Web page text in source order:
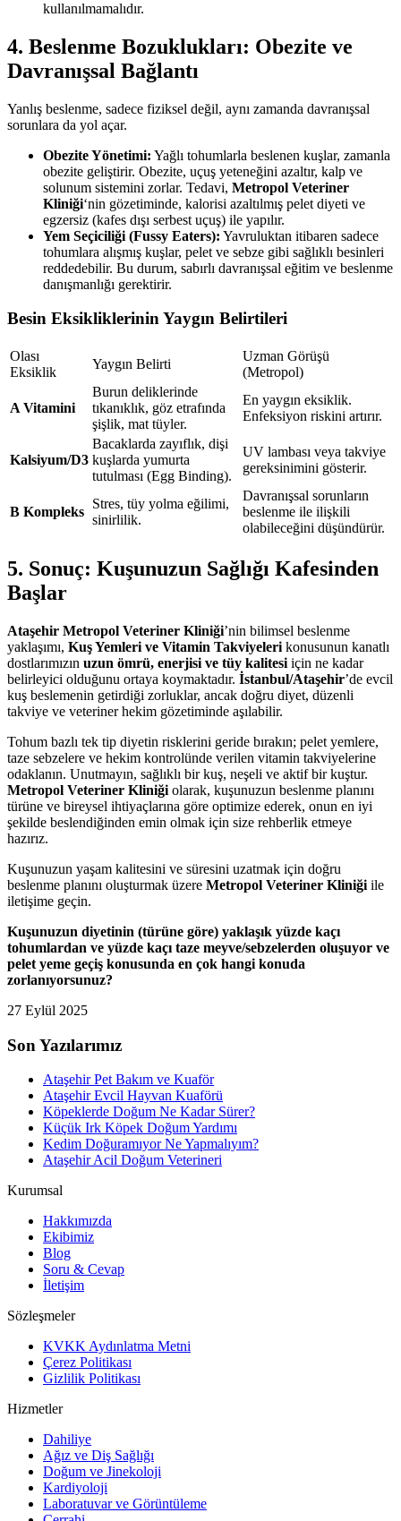
kullanılmamalıdır.
4. Beslenme Bozuklukları: Obezite ve
Davranışsal Bağlantı
Yanlış beslenme, sadece fiziksel değil, aynı zamanda davranışsal
sorunlara da yol açar.
Obezite Yönetimi: Yağlı tohumlarla beslenen kuşlar, zamanla
obezite geliştirir. Obezite, uçuş yeteneğini azaltır, kalp ve
solunum sistemini zorlar. Tedavi, Metropol Veteriner
Kliniği‘nin gözetiminde, kalorisi azaltılmış pelet diyeti ve
egzersiz (kafes dışı serbest uçuş) ile yapılır.
Yem Seçiciliği (Fussy Eaters): Yavruluktan itibaren sadece
tohumlara alışmış kuşlar, pelet ve sebze gibi sağlıklı besinleri
reddedebilir. Bu durum, sabırlı davranışsal eğitim ve beslenme
danışmanlığı gerektirir.
Besin Eksikliklerinin Yaygın Belirtileri
Olası
Eksiklik
Yaygın Belirti
Uzman Görüşü
(Metropol)
A Vitamini
Burun deliklerinde
tıkanıklık, göz etrafında
şişlik, mat tüyler.
En yaygın eksiklik.
Enfeksiyon riskini artırır.
Kalsiyum/D3
Bacaklarda zayıflık, dişi
kuşlarda yumurta
tutulması (Egg Binding).
UV lambası veya takviye
gereksinimini gösterir.
B Kompleks
Stres, tüy yolma eğilimi,
sinirlilik.
Davranışsal sorunların
beslenme ile ilişkili
olabileceğini düşündürür.
5. Sonuç: Kuşunuzun Sağlığı Kafesinden
Başlar
Ataşehir Metropol Veteriner Kliniği’nin bilimsel beslenme
yaklaşımı, Kuş Yemleri ve Vitamin Takviyeleri konusunun kanatlı
dostlarımızın uzun ömrü, enerjisi ve tüy kalitesi için ne kadar
belirleyici olduğunu ortaya koymaktadır. İstanbul/Ataşehir’de evcil
kuş beslemenin getirdiği zorluklar, ancak doğru diyet, düzenli
takviye ve veteriner hekim gözetiminde aşılabilir.
Tohum bazlı tek tip diyetin risklerini geride bırakın; pelet yemlere,
taze sebzelere ve hekim kontrolünde verilen vitamin takviyelerine
odaklanın. Unutmayın, sağlıklı bir kuş, neşeli ve aktif bir kuştur.
Metropol Veteriner Kliniği olarak, kuşunuzun beslenme planını
türüne ve bireysel ihtiyaçlarına göre optimize ederek, onun en iyi
şekilde beslendiğinden emin olmak için size rehberlik etmeye
hazırız.
Kuşunuzun yaşam kalitesini ve süresini uzatmak için doğru
beslenme planını oluşturmak üzere Metropol Veteriner Kliniği ile
iletişime geçin.
Kuşunuzun diyetinin (türüne göre) yaklaşık yüzde kaçı
tohumlardan ve yüzde kaçı taze meyve/sebzelerden oluşuyor ve
pelet yeme geçiş konusunda en çok hangi konuda
zorlanıyorsunuz?
27 Eylül 2025
Son Yazılarımız
Ataşehir Pet Bakım ve Kuaför
Ataşehir Evcil Hayvan Kuaförü
Köpeklerde Doğum Ne Kadar Sürer?
Küçük Irk Köpek Doğum Yardımı
Kedim Doğuramıyor Ne Yapmalıyım?
Ataşehir Acil Doğum Veterineri
Kurumsal
Hakkımızda
Ekibimiz
Blog
Soru & Cevap
İletişim
Sözleşmeler
KVKK Aydınlatma Metni
Çerez Politikası
Gizlilik Politikası
Hizmetler
Dahiliye
Ağız ve Diş Sağlığı
Doğum ve Jinekoloji
Kardiyoloji
Laboratuvar ve Görüntüleme